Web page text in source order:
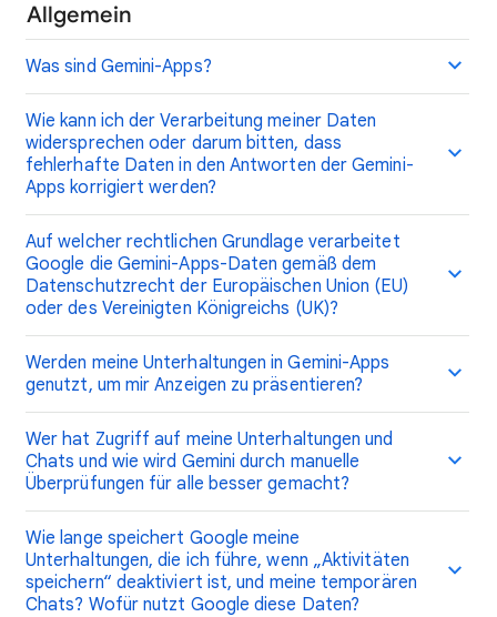
Allgemein
Was sind Gemini-Apps?
Wie kann ich der Verarbeitung meiner Daten
widersprechen oder darum bitten, dass
fehlerhafte Daten in den Antworten der Gemini-
Apps korrigiert werden?
Auf welcher rechtlichen Grundlage verarbeitet
Google die Gemini-Apps-Daten gemäß dem
Datenschutzrecht der Europäischen Union (EU)
oder des Vereinigten Königreichs (UK)?
Werden meine Unterhaltungen in Gemini-Apps
genutzt, um mir Anzeigen zu präsentieren?
Wer hat Zugriff auf meine Unterhaltungen und
Chats und wie wird Gemini durch manuelle
Überprüfungen für alle besser gemacht?
Wie lange speichert Google meine
Unterhaltungen, die ich führe, wenn „Aktivitäten
speichern“ deaktiviert ist, und meine temporären
Chats? Wofür nutzt Google diese Daten?